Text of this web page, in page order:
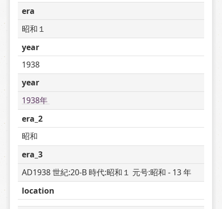
era
昭和１
year
1938
year
1938年
era_2
昭和
era_3
AD1938 世紀:20-B 時代:昭和１ 元号:昭和 - 13 年
location